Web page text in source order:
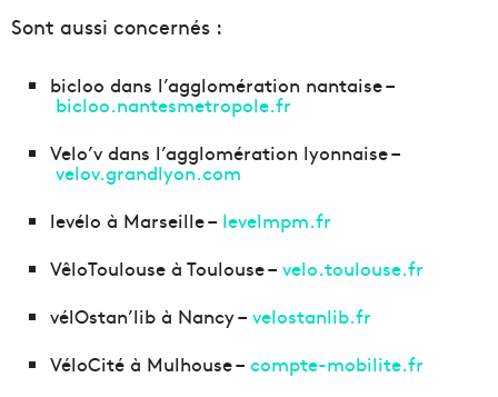
Sont aussi concernés :
bicloo dans l’agglomération nantaise –
bicloo.nantesmetropole.fr
Velo’v dans l’agglomération lyonnaise –
velov.grandlyon.com
levélo à Marseille – levelmpm.fr
VêloToulouse à Toulouse – velo.toulouse.fr
vélOstan’lib à Nancy – velostanlib.fr
VéloCité à Mulhouse – compte-mobilite.fr